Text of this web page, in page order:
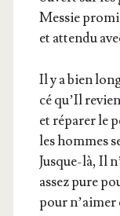
Mes­sie
et atten­du
Il y a bien
cé qu’Il
et répa­rer le
les hommes
Jusque-là, Il
assez pure
pour n’ai­mer